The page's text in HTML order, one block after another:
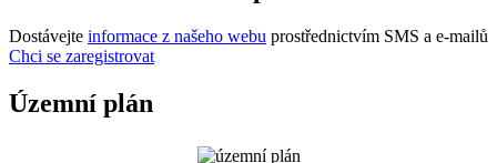
Dostávejte informace z našeho webu prostřednictvím SMS a e-mailů
Chci se zaregistrovat
Územní plán